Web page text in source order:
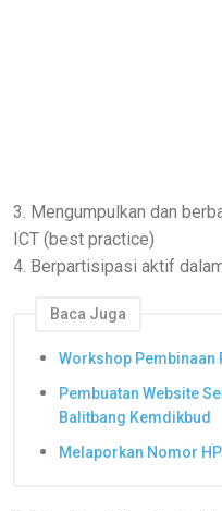
3. Mengumpulkan dan
ICT (best practice)
4. Berpartisipasi aktif
Baca Juga
Workshop Pembinaan
Pembuatan Website
Balitbang Kemdikbud
Melaporkan Nomor